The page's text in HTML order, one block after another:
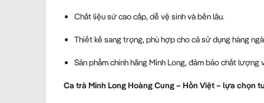
Chất liệu sứ cao cấp, dễ vệ sinh và bền lâu.
Thiết kế sang trọng, phù hợp cho cả sử dụng hàng
Sản phẩm chính hãng Minh Long, đảm bảo chất lượng
Ca trà Minh Long Hoàng Cung – Hồn Việt – lựa chọn